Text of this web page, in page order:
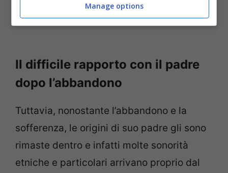
Un post condiviso da Mahmood (@mahmood)
Il difficile rapporto con il padre
dopo l’abbandono
Tuttavia, nonostante l’abbandono e la
sofferenza, le origini di suo padre gli sono
rimaste dentro e infatti molte sonorità
etniche e particolari arrivano proprio dal
Manage options